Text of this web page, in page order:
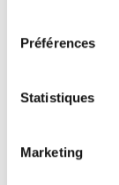
Préférences
Statistiques
Marketing